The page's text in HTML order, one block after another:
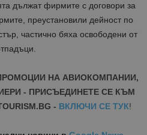
дължат фирмите с договори за
преустановили дейност по
частично бяха освободени от
НА АВИОКОМПАНИИ,
- ПРИСЪЕДИНЕТЕ СЕ КЪМ
- ВКЛЮЧИ СЕ ТУК!